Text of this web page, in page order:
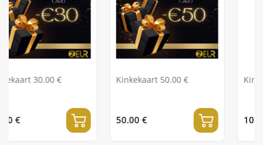
Kinkekaart 50.00 €
50.00 €
Kinkekaart 100.00 €
100.00 €